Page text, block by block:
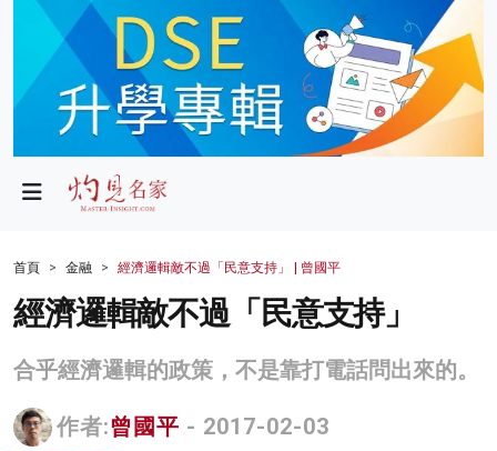
政局
財經
生活
科技
首頁 金融 經濟邏輯敵不過「民意支持」 | 曾國平
經濟邏輯敵不過「民意支持」
合乎經濟邏輯的政策，不是靠打電話問出來的。
作者:曾國平 - 2017-02-03